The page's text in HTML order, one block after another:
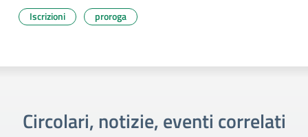
Iscrizioni proroga
Circolari, notizie, eventi correlati